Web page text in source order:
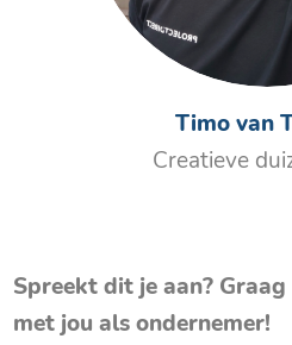
Timo van
Creatieve
Spreekt dit je aan?
met jou als ondernemer!